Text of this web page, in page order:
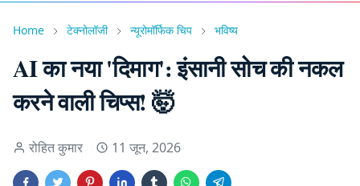
Home टेक्नोलॉजी न्यूरोमॉर्फिक चिप भविष्य
AI का नया 'दिमाग': इंसानी सोच की नकल
करने वाली चिप्स! 🤯
रोहित कुमार 11 जून, 2026